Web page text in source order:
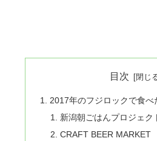
目次
2017年のフジロックで食べ
新潟朝ごはんプロジェク
CRAFT BEER MARKET